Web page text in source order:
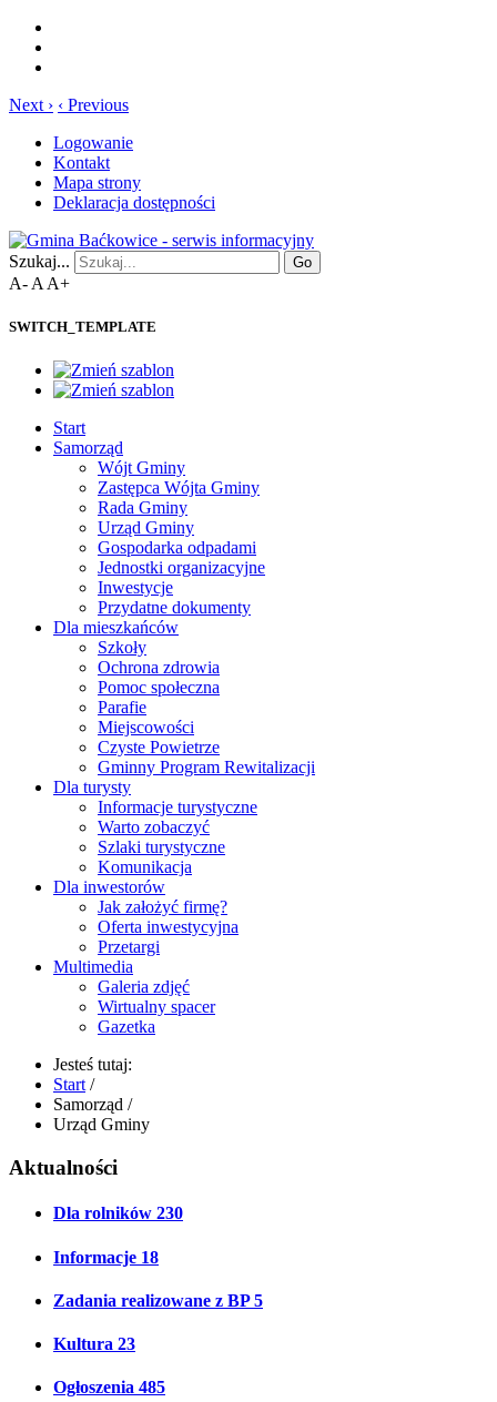
Next › ‹ Previous
Logowanie
Kontakt
Mapa strony
Deklaracja dostępności
Szukaj... Go
A- A A+
SWITCH_TEMPLATE
Start
Samorząd
Wójt Gminy
Zastępca Wójta Gminy
Rada Gminy
Urząd Gminy
Gospodarka odpadami
Jednostki organizacyjne
Inwestycje
Przydatne dokumenty
Dla mieszkańców
Szkoły
Ochrona zdrowia
Pomoc społeczna
Parafie
Miejscowości
Czyste Powietrze
Gminny Program Rewitalizacji
Dla turysty
Informacje turystyczne
Warto zobaczyć
Szlaki turystyczne
Komunikacja
Dla inwestorów
Jak założyć firmę?
Oferta inwestycyjna
Przetargi
Multimedia
Galeria zdjęć
Wirtualny spacer
Gazetka
Jesteś tutaj:
Start /
Samorząd /
Urząd Gminy
Aktualności
Dla rolników 230
Informacje 18
Zadania realizowane z BP5
Kultura 23
Ogłoszenia 485